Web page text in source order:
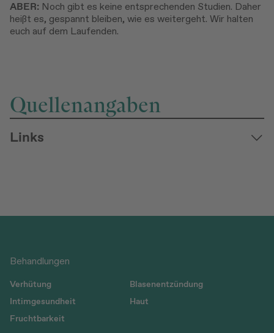
ABER: Noch gibt es keine entsprechenden Studien. Daher
heißt es, gespannt bleiben, wie es weitergeht. Wir halten
euch auf dem Laufenden.
Quellenangaben
Links
Behandlungen
Verhütung
Blasenentzündung
Intimgesundheit
Haut
Fruchtbarkeit